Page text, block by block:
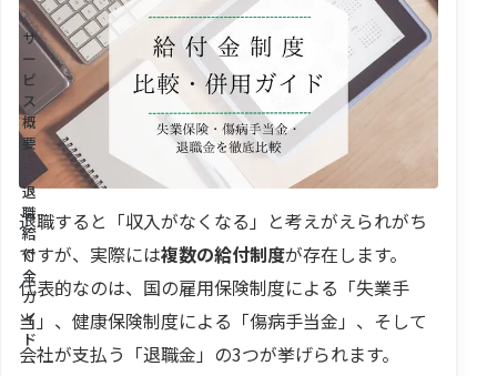
サ
ー
ビ
ス
概
要
退
職
給
付
金
ガ
イ
ド
退職すると「収入がなくなる」と考えがえられがち
ですが、実際には複数の給付制度が存在します。
代表的なのは、国の雇用保険制度による「失業手
当」、健康保険制度による「傷病手当金」、そして
会社が支払う「退職金」の3つが挙げられます。